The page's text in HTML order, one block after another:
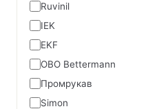
Ruvinil
IEK
EKF
OBO Bettermann
Промрукав
Simon